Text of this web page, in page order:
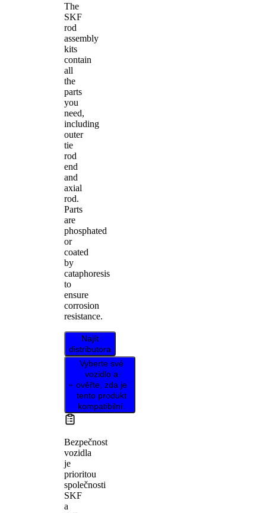
The
SKF
rod
assembly
kits
contain
all
the
parts
you
need,
including
outer
tie
rod
end
and
axial
rod.
Parts
are
phosphated
or
coated
by
cataphoresis
to
ensure
corrosion
resistance.
Najít
distributora
Vyberte své
vozidlo a
ověřte, zda je
tento produkt
kompatibilní.
Bezpečnost
vozidla
je
prioritou
společnosti
SKF
a